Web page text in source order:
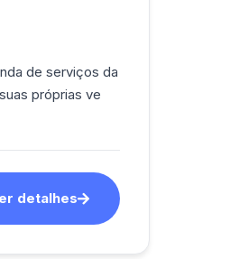
de serviços da
próprias ve
detalhes